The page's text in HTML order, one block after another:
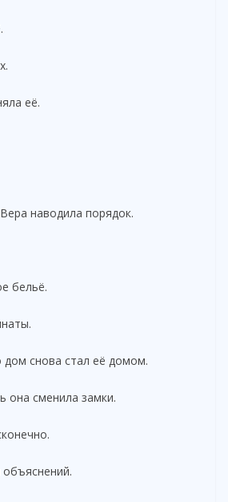
её.
наводила порядок.
бельё.
дом снова стал её домом.
она сменила замки.